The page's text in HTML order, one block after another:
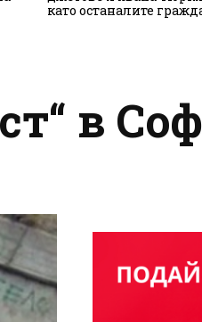
като останалите
в